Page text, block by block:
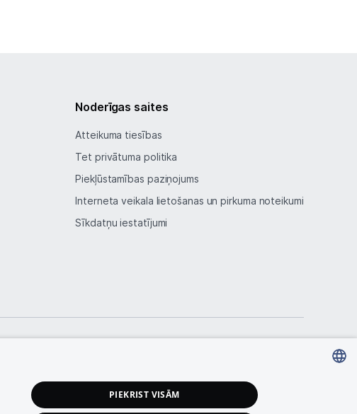
Noderīgas saites
Atteikuma tiesības
Tet privātuma politika
Piekļūstamības paziņojums
Interneta veikala lietošanas un pirkuma noteikumi
Sīkdatņu iestatījumi
PIEKRIST VISĀM